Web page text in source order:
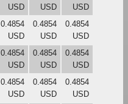
USD
USD
USD
0.4854
USD
0.4854
USD
0.4854
USD
0.4854
USD
0.4854
USD
0.4854
USD
0.4854
USD
0.4854
USD
0.4854
USD